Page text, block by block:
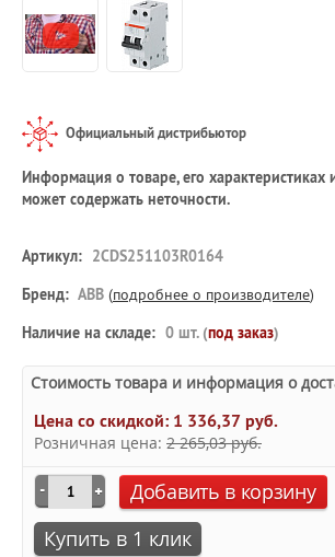
Официальный дистрибьютор
Информация о товаре, его характеристиках
может содержать неточности.
Артикул: 2CDS251103R0164
Бренд: ABB (подробнее о производителе)
Наличие на складе: 0 шт. (под заказ)
Стоимость товара и информация о
Цена со скидкой: 1 336,37 руб.
Розничная цена: 2 265,03 руб.
Добавить в корзину
Купить в 1 клик